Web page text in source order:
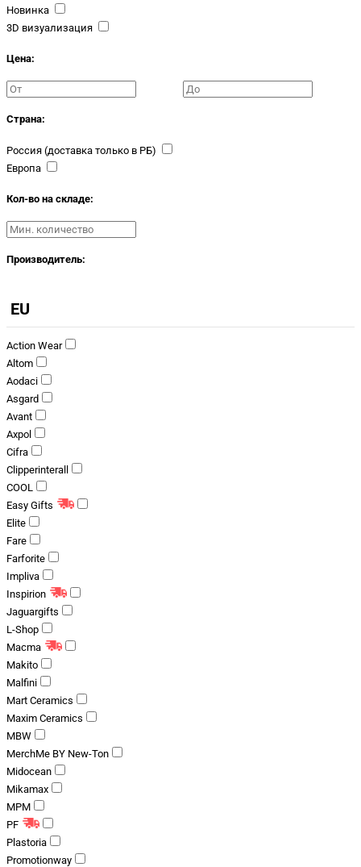
Новинка
3D визуализация
Цена:
Страна:
Россия (доставка только в РБ)
Европа
Кол-во на складе:
Производитель:
EU
Action Wear
Altom
Aodaci
Asgard
Avant
Axpol
Cifra
Clipperinterall
COOL
Easy Gifts
Elite
Fare
Farforite
Impliva
Inspirion
Jaguargifts
L-Shop
Macma
Makito
Malfini
Mart Ceramics
Maxim Ceramics
MBW
MerchMe BY New-Ton
Midocean
Mikamax
MPM
PF
Plastoria
Promotionway